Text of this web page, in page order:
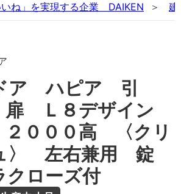
いね」を実現する企業 DAIKEN 建
ア ハピア 引
扉 Ｌ８デザイン
０００高 〈クリ
〉 左右兼用 錠
ローズ付